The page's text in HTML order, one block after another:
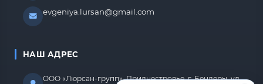
evgeniya.lursan@gmail.com
НАШ АДРЕС
ООО «Люрсан-групп», Приднестровье, г. Бендеры, ул.